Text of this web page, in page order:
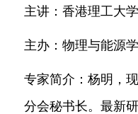
主讲：香港理工大学
主办：物理与能源
专家简介：杨明，
分会秘书长。最新